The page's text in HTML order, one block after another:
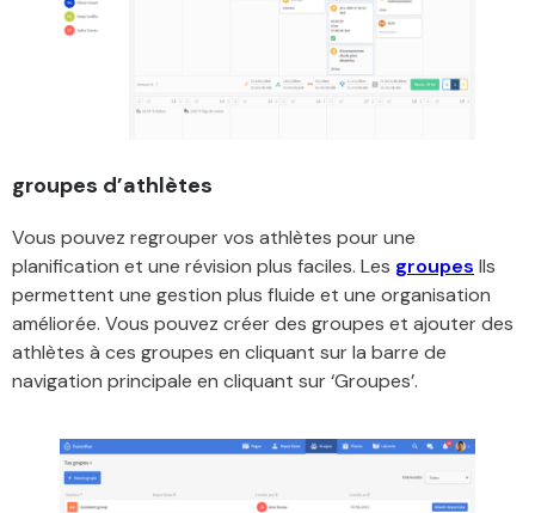
groupes d’athlètes
Vous pouvez regrouper vos athlètes pour une
planification et une révision plus faciles. Les groupes Ils
permettent une gestion plus fluide et une organisation
améliorée. Vous pouvez créer des groupes et ajouter des
athlètes à ces groupes en cliquant sur la barre de
navigation principale en cliquant sur ‘Groupes’.